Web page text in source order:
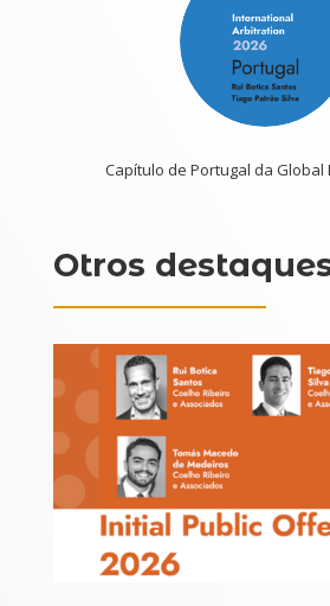
Capítulo de Portugal da Global
Otros